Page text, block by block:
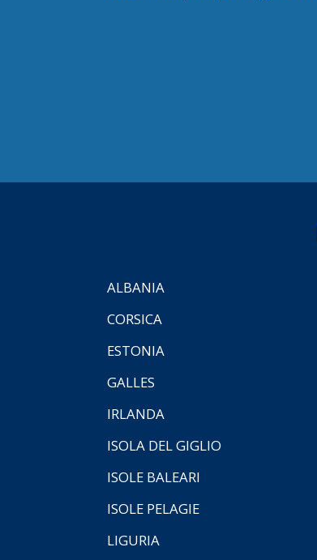
ALBANIA
CORSICA
ESTONIA
GALLES
IRLANDA
ISOLA DEL GIGLIO
ISOLE BALEARI
ISOLE PELAGIE
LIGURIA